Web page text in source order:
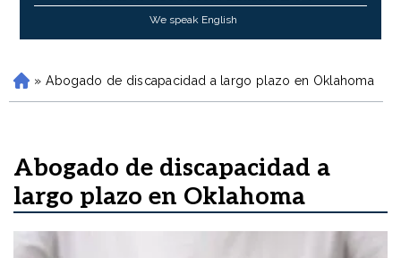
We speak English
H
o
» Abogado de discapacidad a largo plazo en Oklahoma
Abogado de discapacidad a
largo plazo en Oklahoma